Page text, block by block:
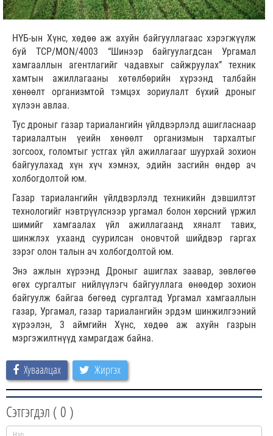
НҮБ-ын Хүнс, хөдөө аж ахуйн байгууллагаас хэрэгжүүлж
буй TCP/MON/4003 “Шинээр байгуулагдсан Ургамал
хамгааллын агентлагийг чадавхыг сайжруулах” техник
хамтын ажиллагааны хөтөлбөрийн хүрээнд талбайн
хөнөөлт организмтой тэмцэх зориулалт бүхий дроныг
хүлээн авлаа.
Тус дроныг газар тариалангийн үйлдвэрлэлд ашигласнаар
тариалалтын үеийн хөнөөлт организмын тархалтыг
зогсоох, голомтыг устгах үйл ажиллагааг шуурхай зохион
байгуулахад хүн хүч хэмнэх, эдийн засгийн өндөр ач
холбогдолтой юм.
Газар тариалангийн үйлдвэрлэлд техникийн дэвшилтэт
технологийг нэвтрүүлснээр ургамал болон хөрсний үржил
шимийг хамгаалах үйл ажиллагаанд хяналт тавих,
шинжлэх ухаанд суурилсан оновчтой шийдвэр гаргах
зэрэг олон талын ач холбогдолтой юм.
Энэ ажлын хүрээнд Дроныг ашиглах заавар, зөвлөгөө
өгөх сургалтыг нийлүүлэгч байгууллага өнөөдөр зохион
байгуулж байгаа бөгөөд сургалтад Ургамал хамгааллын
газар, Ургамал, газар тариалангийн эрдэм шинжилгээний
хүрээлэн, 3 аймгийн Хүнс, хөдөө аж ахуйн газрын
мэргэжилтнүүд хамрагдаж байна.
Хуваалцах Жиргэх
Сэтгэгдэл ( 0 )